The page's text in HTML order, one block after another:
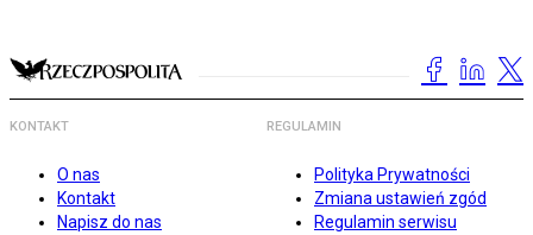
KONTAKT
O nas
Kontakt
Napisz do nas
REGULAMIN
Polityka Prywatności
Zmiana ustawień zgód
Regulamin serwisu